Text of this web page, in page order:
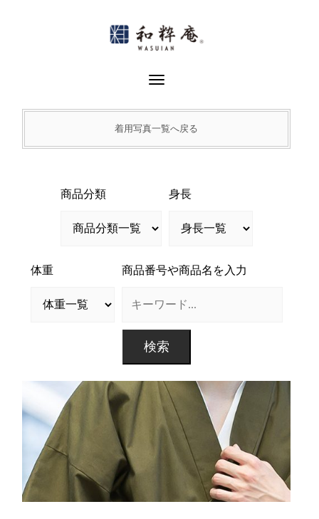
Toggle Navigation
着用写真一覧へ戻る
商品分類 身長
体重 商品番号や商品名を入力